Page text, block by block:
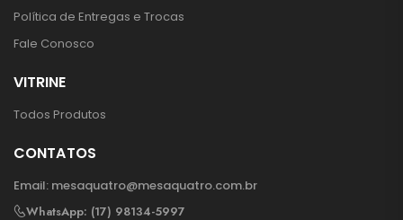
Política de Entregas e Trocas
Fale Conosco
VITRINE
Todos Produtos
CONTATOS
Email: mesaquatro@mesaquatro.com.br
WhatsApp: (17) 98134-5997